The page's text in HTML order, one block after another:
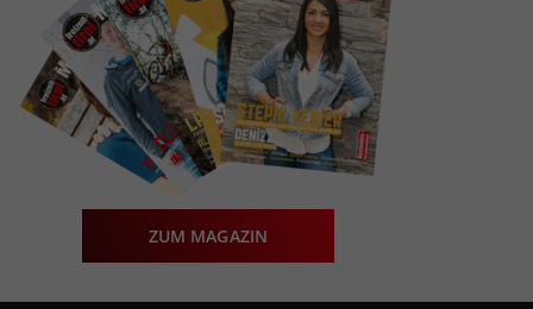
ZUM MAGAZIN